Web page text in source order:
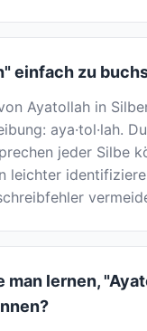
einfach zu
Ayatollah in
aya·tol·lah.
jeder Silbe
leichter
man lernen,